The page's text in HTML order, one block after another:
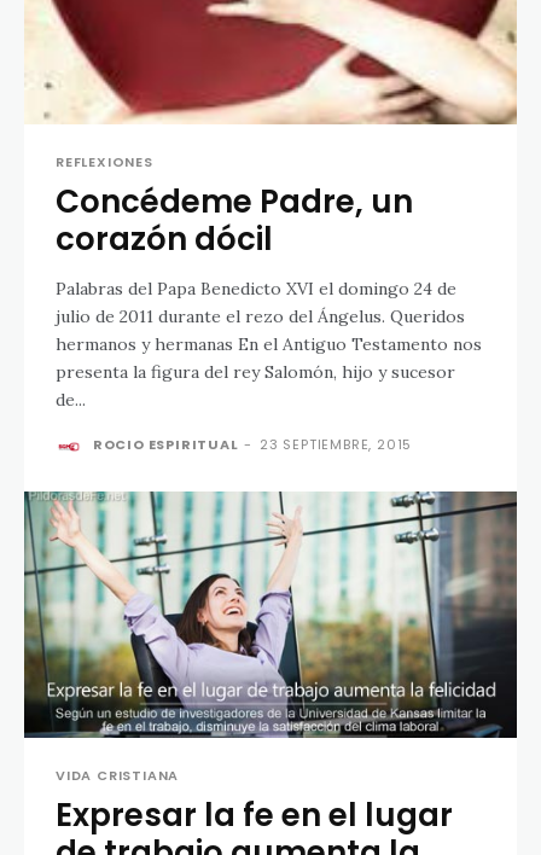
REFLEXIONES
Concédeme Padre, un
corazón dócil
Palabras del Papa Benedicto XVI el domingo 24 de
julio de 2011 durante el rezo del Ángelus. Queridos
hermanos y hermanas En el Antiguo Testamento nos
presenta la figura del rey Salomón, hijo y sucesor
de...
ROCIO ESPIRITUAL - 23 SEPTIEMBRE, 2015
VIDA CRISTIANA
Expresar la fe en el lugar